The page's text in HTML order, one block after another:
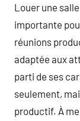
Louer une
importante
réunions
adaptée aux
parti de ses
seulement,
productif. À